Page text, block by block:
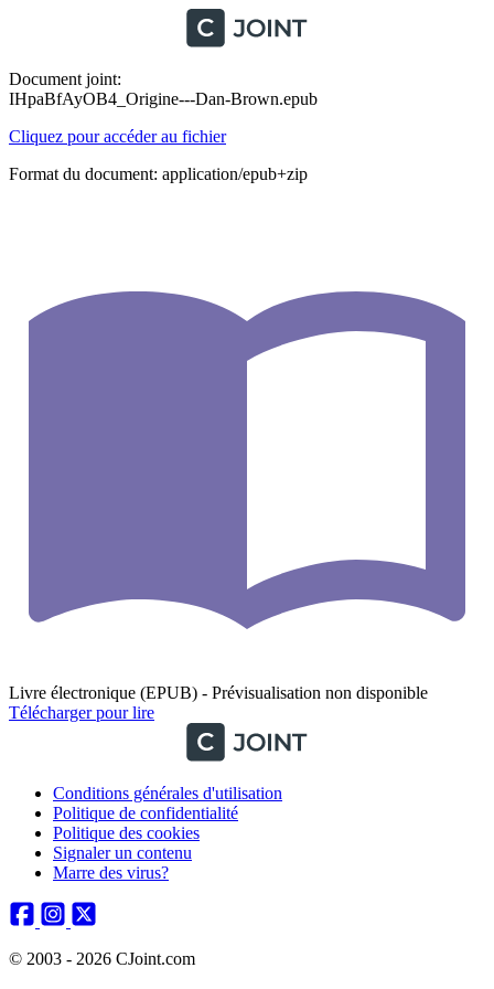
Document joint:
IHpaBfAyOB4_Origine---Dan-Brown.epub
Cliquez pour accéder au fichier
Format du document: application/epub+zip
Livre électronique (EPUB) - Prévisualisation non disponible
Télécharger pour lire
Conditions générales d'utilisation
Politique de confidentialité
Politique des cookies
Signaler un contenu
Marre des virus?
© 2003 - 2026 CJoint.com